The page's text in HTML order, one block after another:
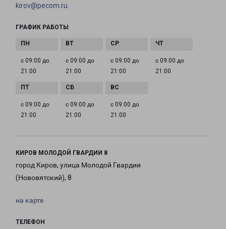
kirov@pecom.ru
ГРАФИК РАБОТЫ
с 09:00 до
21:00
с 09:00 до
21:00
с 09:00 до
21:00
с 09:00 до
21:00
с 09:00 до
21:00
с 09:00 до
21:00
с 09:00 до
21:00
КИРОВ МОЛОДОЙ ГВАРДИИ 8
город Киров, улица Молодой Гвардии
(Нововятский), 8
на карте
ТЕЛЕФОН